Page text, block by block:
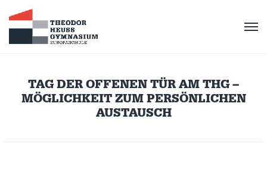
TAG DER OFFENEN TÜR AM THG –
MÖGLICHKEIT ZUM PERSÖNLICHEN
AUSTAUSCH